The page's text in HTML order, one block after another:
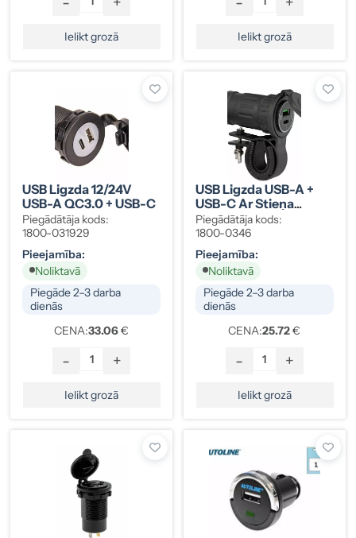
Ielikt grozā Ielikt grozā
USB Ligzda 12/24V
USB-A QC3.0 + USB-C
Piegādātāja kods:
1800-031929
Pieejamība:
Noliktavā
Piegāde 2–3 darba
dienās
CENA:33.06€
- +
Ielikt grozā
USB Ligzda USB-A +
USB-C Ar Stieņa
Stiprinājumu
Piegādātāja kods:
1800-0346
Pieejamība:
Noliktavā
Piegāde 2–3 darba
dienās
CENA:25.72€
- +
Ielikt grozā